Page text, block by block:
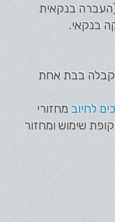
בנקאית
בנקאי.
קבלה בבת אחת
לחיוב מחזורי
שימוש ומחזור